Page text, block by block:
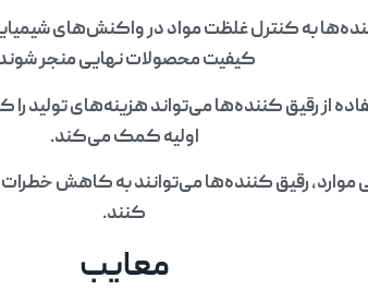
به کنترل غلظت مواد در واکنش‌های
کیفیت محصولات نهایی منجر
از رقیق کننده‌ها می‌تواند هزینه‌های تولید
اولیه کمک می‌کند.
موارد، رقیق کننده‌ها می‌توانند به کاهش
کنند.
معایب